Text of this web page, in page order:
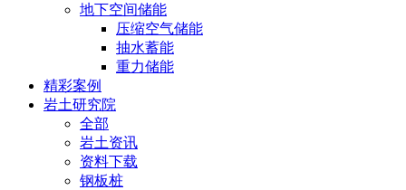
地下空间储能
压缩空气储能
抽水蓄能
重力储能
精彩案例
岩土研究院
全部
岩土资讯
资料下载
钢板桩